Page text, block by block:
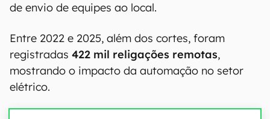
de envio de equipes ao local.
Entre 2022 e 2025, além dos cortes, foram
registradas 422 mil religações remotas,
mostrando o impacto da automação no setor
elétrico.